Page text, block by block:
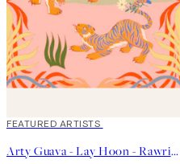
40%*
FEATURED ARTISTS
Arty Guava - Lay Hoon - Rawring Playmates Plakat